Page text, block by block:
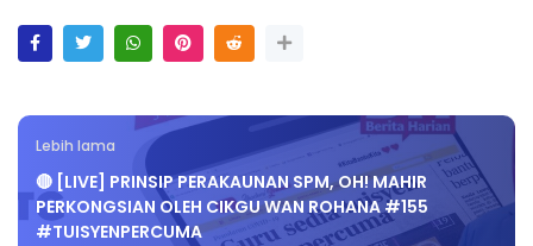
Lebih lama
🔴 [LIVE] PRINSIP PERAKAUNAN SPM, OH! MAHIR
PERKONGSIAN OLEH CIKGU WAN ROHANA #155
#TUISYENPERCUMA